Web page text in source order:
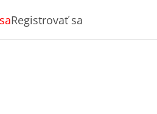
Registrovať sa